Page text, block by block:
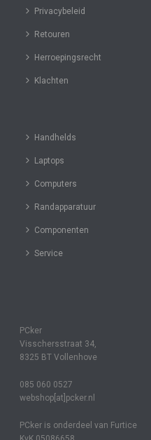
Privacybeleid
Retouren
Herroepingsrecht
Klachten
Handhelds
Laptops
Computers
Randapparatuur
Componenten
Service
PCker
Visschersstraat 34,
8325 BT Vollenhove
085 060 0527
webshop[at]pcker.nl
PCker is onderdeel van Furtice